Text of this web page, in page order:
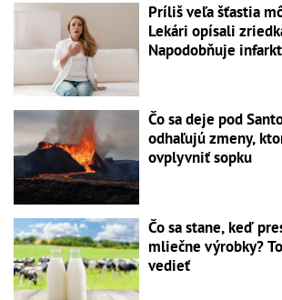
Príliš veľa šťastia
Lekári opísali
Napodobňuje infarkt
Čo sa deje pod
odhaľujú zmeny,
ovplyvniť sopku
Čo sa stane, keď
mliečne výrobky?
vedieť